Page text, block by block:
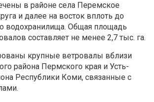
в районе села Перемское
и далее на восток вплоть до
водохранилища. Общая площадь
составляет не менее 2,7 тыс. га.
крупные ветровалы вблизи
района Пермского края и Усть-
Республики Коми, связанные с